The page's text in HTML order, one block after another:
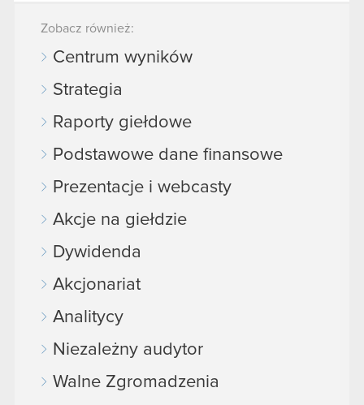
Zobacz również:
Centrum wyników
Strategia
Raporty giełdowe
Podstawowe dane finansowe
Prezentacje i webcasty
Akcje na giełdzie
Dywidenda
Akcjonariat
Analitycy
Niezależny audytor
Walne Zgromadzenia